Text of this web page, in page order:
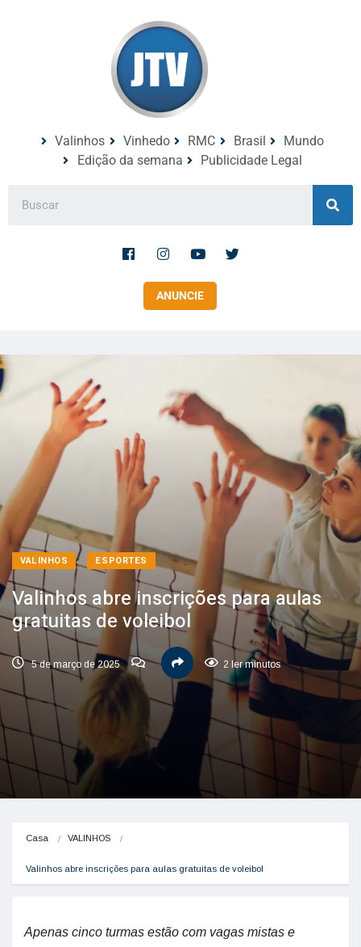
Valinhos Vinhedo RMC Brasil
Mundo
Edição da semana
Publicidade Legal
ANUNCIE
VALINHOS ESPORTES
Valinhos abre inscrições para aulas
gratuitas de voleibol
5 de março de 2025 2 ler minutos
Casa VALINHOS
Valinhos abre inscrições para aulas gratuitas de voleibol
Apenas cinco turmas estão com vagas mistas e